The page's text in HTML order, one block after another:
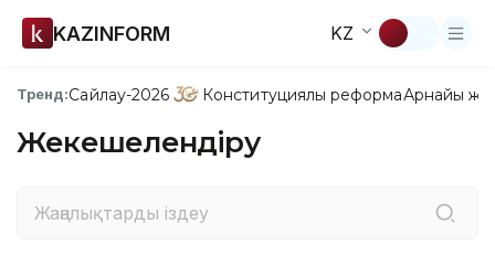
KAZINFORM KZ
Тренд:Сайлау-2026 Конституциялық реформаАрнайы
Жекешелендіру